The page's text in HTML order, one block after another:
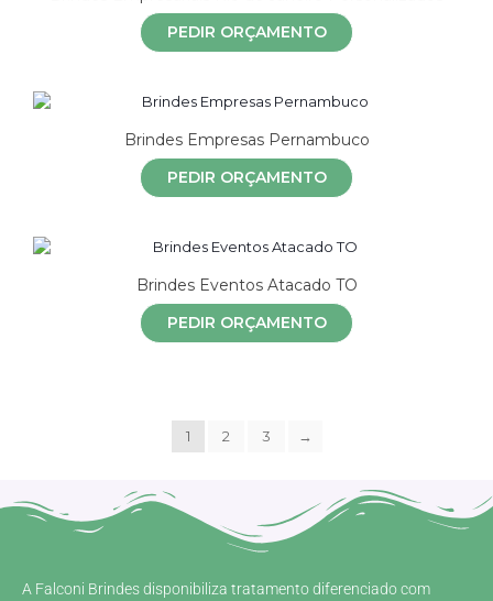
PEDIR ORÇAMENTO
Brindes Empresas Pernambuco
PEDIR ORÇAMENTO
Brindes Eventos Atacado TO
PEDIR ORÇAMENTO
1 2 3 →
A Falconi Brindes disponibiliza tratamento diferenciado com